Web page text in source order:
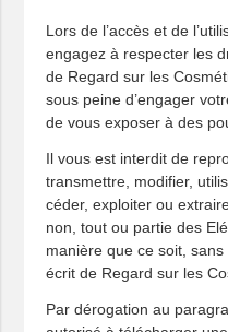
Lors de l’accès et de
engagez à respecter les
de Regard sur les
sous peine d’engager
de vous exposer à des
Il vous est interdit de
transmettre, modifier,
céder, exploiter ou
non, tout ou partie des
manière que ce soit,
écrit de Regard sur les
Par dérogation au